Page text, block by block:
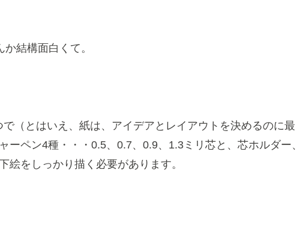
結構面白くて。
（とはいえ、紙は、アイデアとレイアウトを決めるのに最
ーペン4種・・・0.5、0.7、0.9、1.3ミリ芯と、芯ホルダー、
絵をしっかり描く必要があります。